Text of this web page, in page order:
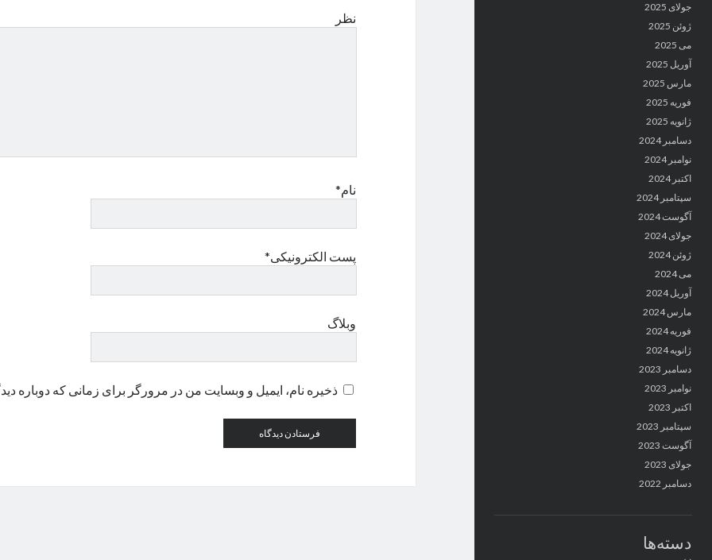
جولای 2025
ژوئن 2025
می 2025
آوریل 2025
مارس 2025
فوریه 2025
ژانویه 2025
دسامبر 2024
نوامبر 2024
اکتبر 2024
سپتامبر 2024
آگوست 2024
جولای 2024
ژوئن 2024
می 2024
آوریل 2024
مارس 2024
فوریه 2024
ژانویه 2024
دسامبر 2023
نوامبر 2023
اکتبر 2023
سپتامبر 2023
آگوست 2023
جولای 2023
دسامبر 2022
دسته‌ها
نظر
نام*
پست الکترونیکی*
وبلاگ
ذخیره نام، ایمیل و وبسایت من در مرورگر برای زمانی که دوباره